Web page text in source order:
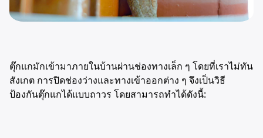
ตุ๊กแกมักเข้ามาภายในบ้านผ่านช่องทางเล็ก ๆ โดยที่เราไม่ทัน
สังเกต การปิดช่องว่างและทางเข้าออกต่าง ๆ จึงเป็นวิธี
ป้องกันตุ๊กแกได้แบบถาวร โดยสามารถทำได้ดังนี้: